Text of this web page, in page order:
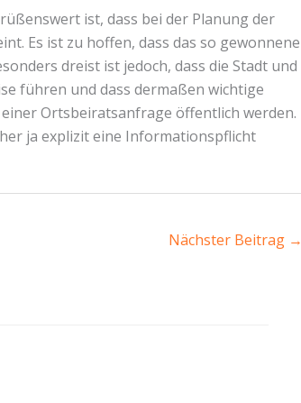
ist, dass bei der Planung der
Es ist zu hoffen, dass das so gewonnene
dreist ist jedoch, dass die Stadt und
führen und dass dermaßen wichtige
Ortsbeiratsanfrage öffentlich werden.
ja explizit eine Informationspflicht
Nächster Beitrag →